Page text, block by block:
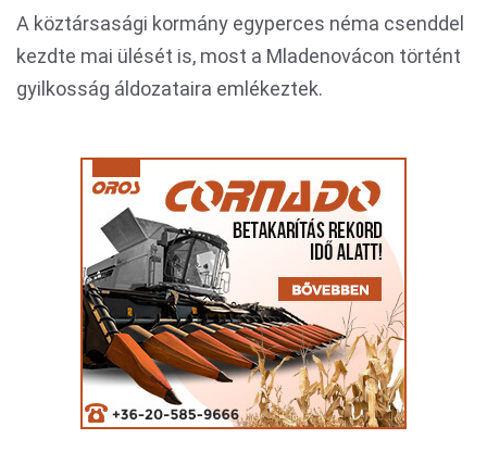
A köztársasági kormány egyperces néma csenddel
kezdte mai ülését is, most a Mladenovácon történt
gyilkosság áldozataira emlékeztek.